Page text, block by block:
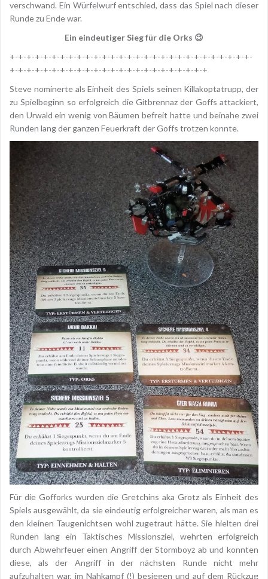
verschwand. Ein Würfelwurf entschied, dass das Spiel nach dieser
Runde zu Ende war.
Ein eindeutiger Sieg für die Orks 😉
+-+-+-+-+-+-+-+-+-+-+-+-+-+-+-+-+-+-+-+-+-+-+-+-+-+-+-+-+-
+-+-+-+-+-+-+-+-+-+-+-+-+-+-+-+-+-+-+-+-+-+-+-+
Steve nominerte als Einheit des Spiels seinen Killakoptatrupp, der
zu Spielbeginn so erfolgreich die Gitbrennaz der Goffs attackiert,
den Urwald ein wenig von Bäumen befreit hatte und beinahe zwei
Runden lang der ganzen Feuerkraft der Goffs trotzen konnte.
Für die Gofforks wurden die Gretchins aka Grotz als Einheit des
Spiels ausgewählt, da sie eindeutig erfolgreicher waren, als man es
den kleinen Taugenichtsen wohl zugetraut hätte. Sie hielten drei
Runden lang ein Taktisches Missionsziel, wehrten erfolgreich
durch Abwehrfeuer einen Angriff der Stormboyz ab und konnten
diese, als der Angriff in der nächsten Runde nicht mehr
aufzuhalten war, im Nahkampf (!) besiegen und auf dem Rückzug